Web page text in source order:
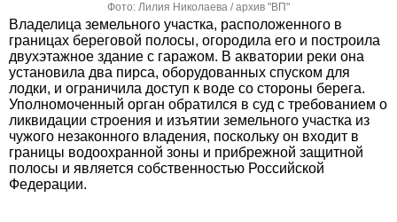
Фото: Лилия Николаева / архив "ВП"
Владелица земельного участка, расположенного в
границах береговой полосы, огородила его и построила
двухэтажное здание с гаражом. В акватории реки она
установила два пирса, оборудованных спуском для
лодки, и ограничила доступ к воде со стороны берега.
Уполномоченный орган обратился в суд с требованием о
ликвидации строения и изъятии земельного участка из
чужого незаконного владения, поскольку он входит в
границы водоохранной зоны и прибрежной защитной
полосы и является собственностью Российской
Федерации.